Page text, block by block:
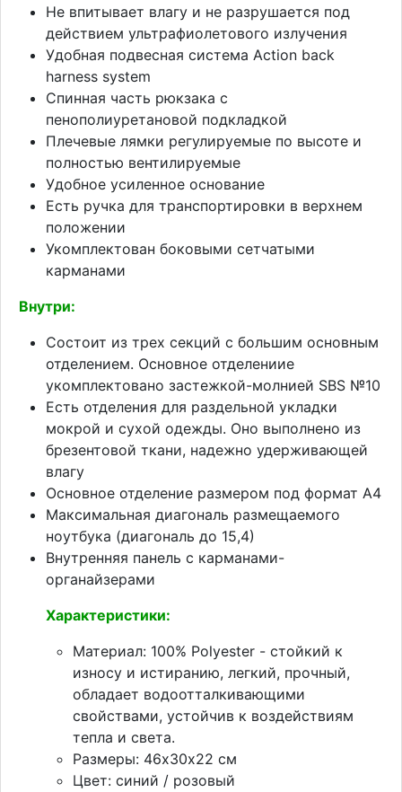
Не впитывает влагу и не разрушается под
действием ультрафиолетового излучения
Удобная подвесная система Action back
harness system
Спинная часть рюкзака с
пенополиуретановой подкладкой
Плечевые лямки регулируемые по высоте и
полностью вентилируемые
Удобное усиленное основание
Есть ручка для транспортировки в верхнем
положении
Укомплектован боковыми сетчатыми
карманами
Внутри:
Состоит из трех секций с большим основным
отделением. Основное отделениие
укомплектовано застежкой-молнией SBS №10
Есть отделения для раздельной укладки
мокрой и сухой одежды. Оно выполнено из
брезентовой ткани, надежно удерживающей
влагу
Основное отделение размером под формат А4
Максимальная диагональ размещаемого
ноутбука (диагональ до 15,4)
Внутренняя панель с карманами-
органайзерами
Характеристики:
Материал: 100% Polyester - стойкий к
износу и истиранию, легкий, прочный,
обладает водоотталкивающими
свойствами, устойчив к воздействиям
тепла и света.
Размеры: 46х30х22 см
Цвет: синий / розовый